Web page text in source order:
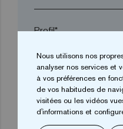
Ville*
Code postal*
Nous utilisons nos
analyser nos services et
à vos préférences en
de vos habitudes de
visitées ou les vidéos
d'informations et